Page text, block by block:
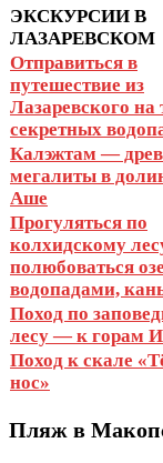
ЭКСКУРСИИ В
ЛАЗАРЕВСКОМ
Отправиться в
путешествие из
Лазаревского на
секретных
Калэжтам —
мегалиты в
Аше
Прогуляться по
колхидскому
полюбоваться
водопадами,
Поход по
лесу — к горам
Поход к скале
нос»
Пляж в